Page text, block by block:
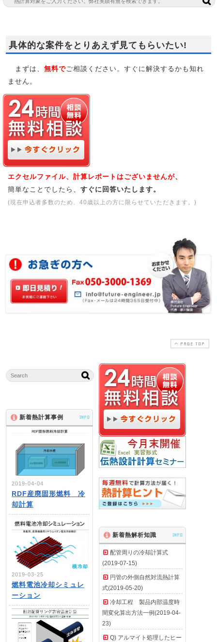
具体的な案件をとりあえず見てもらいたい!
まずは、 無料でご相談ください。すぐに解決するかも知れ
ません。
エクセルファイル、計算レポートはございませんが、
簡単なことでしたら、 すぐに回答いたします。
(現在申込者多数のため、40歳以上の方に限らせていただきます。)
PAGE TOP
新着熱計算事例 INFO
2019-04-04
RDF産廃固形燃料 冷
却計算
2019-03-25
燃料電池冷却シミュレ
ーション
新着熱解析知識 INFO
配管周りの冷却計算式
(2019-07-15)
円管の外側自然対流熱計算
式(2019-05-20)
冷却工程 製品内部温度時
間変化算出方法一例(2019-04-
23)
Q) アルマイト処理したヒー